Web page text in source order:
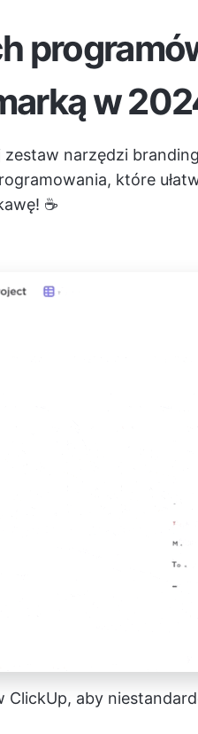
w
narzędzi
które
☕
ClickUp, aby